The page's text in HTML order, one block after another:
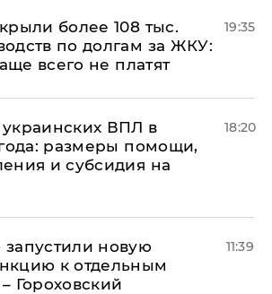
более 108 тыс.
по долгам за ЖКУ:
всего не платят
19:35
ВПЛ в
года: размеры помощи,
и субсидия на
18:20
новую
к отдельным
Гороховский
11:39